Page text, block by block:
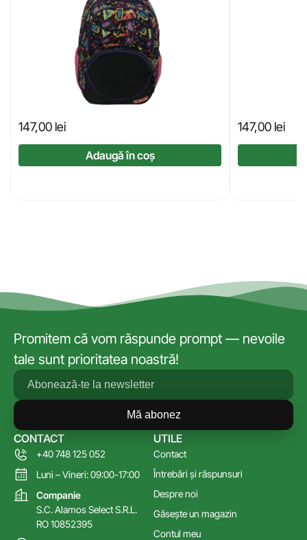
147,00 lei
Adaugă în coș
147,00 lei
Promitem că vom răspunde prompt — nevoile
tale sunt prioritatea noastră!
Mă abonez
UTILE
Contact
Întrebări și răspunsuri
Despre noi
Găsește un magazin
Contul meu
CONTACT
+40 748 125 052
Luni – Vineri: 09:00-17:00
Companie
S.C. Alamos Select S.R.L.
RO 10852395